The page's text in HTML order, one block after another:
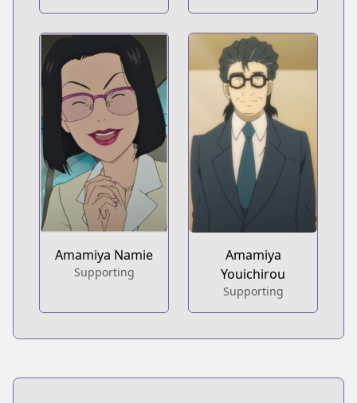
Amamiya Namie
Supporting
Amamiya
Youichirou
Supporting